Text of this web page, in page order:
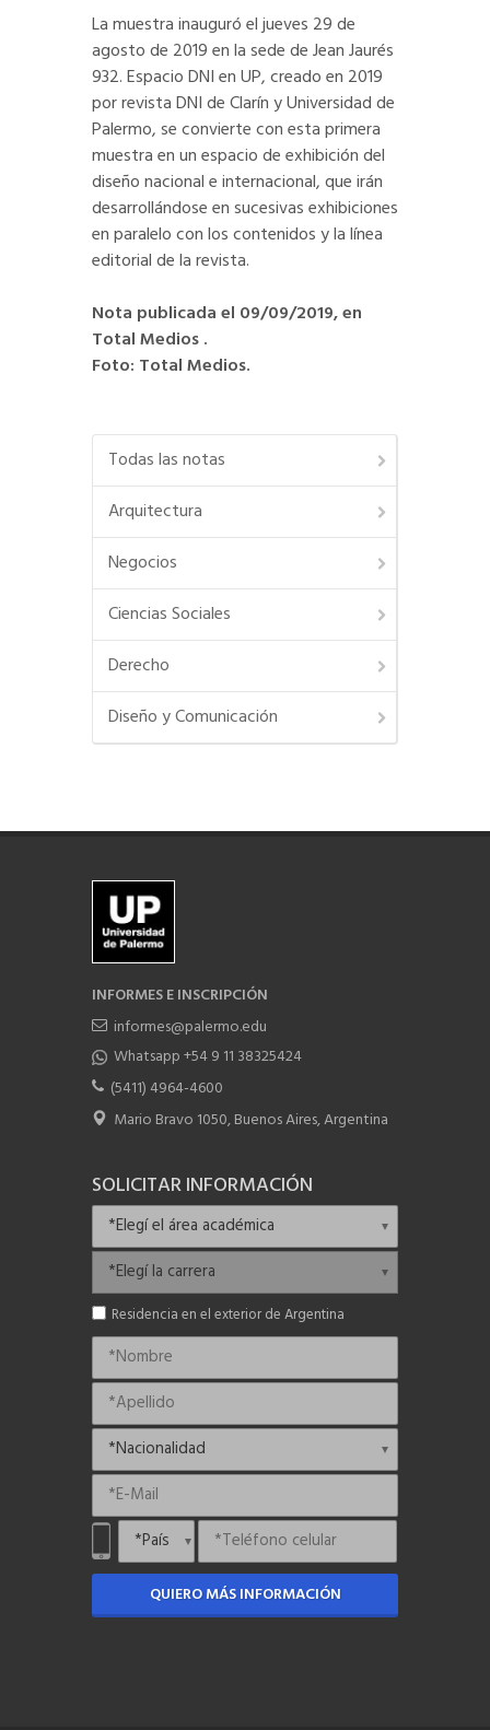
La muestra inauguró el jueves 29 de
agosto de 2019 en la sede de Jean Jaurés
932. Espacio DNI en UP, creado en 2019
por revista DNI de Clarín y Universidad de
Palermo, se convierte con esta primera
muestra en un espacio de exhibición del
diseño nacional e internacional, que irán
desarrollándose en sucesivas exhibiciones
en paralelo con los contenidos y la línea
editorial de la revista.
Nota publicada el 09/09/2019, en
Total Medios .
Foto: Total Medios.
Todas las notas
Arquitectura
Negocios
Ciencias Sociales
Derecho
Diseño y Comunicación
INFORMES E INSCRIPCIÓN
informes@palermo.edu
Whatsapp +54 9 11 38325424
(5411) 4964-4600
Mario Bravo 1050, Buenos Aires, Argentina
SOLICITAR INFORMACIÓN
Residencia en el exterior de Argentina
QUIERO MÁS INFORMACIÓN